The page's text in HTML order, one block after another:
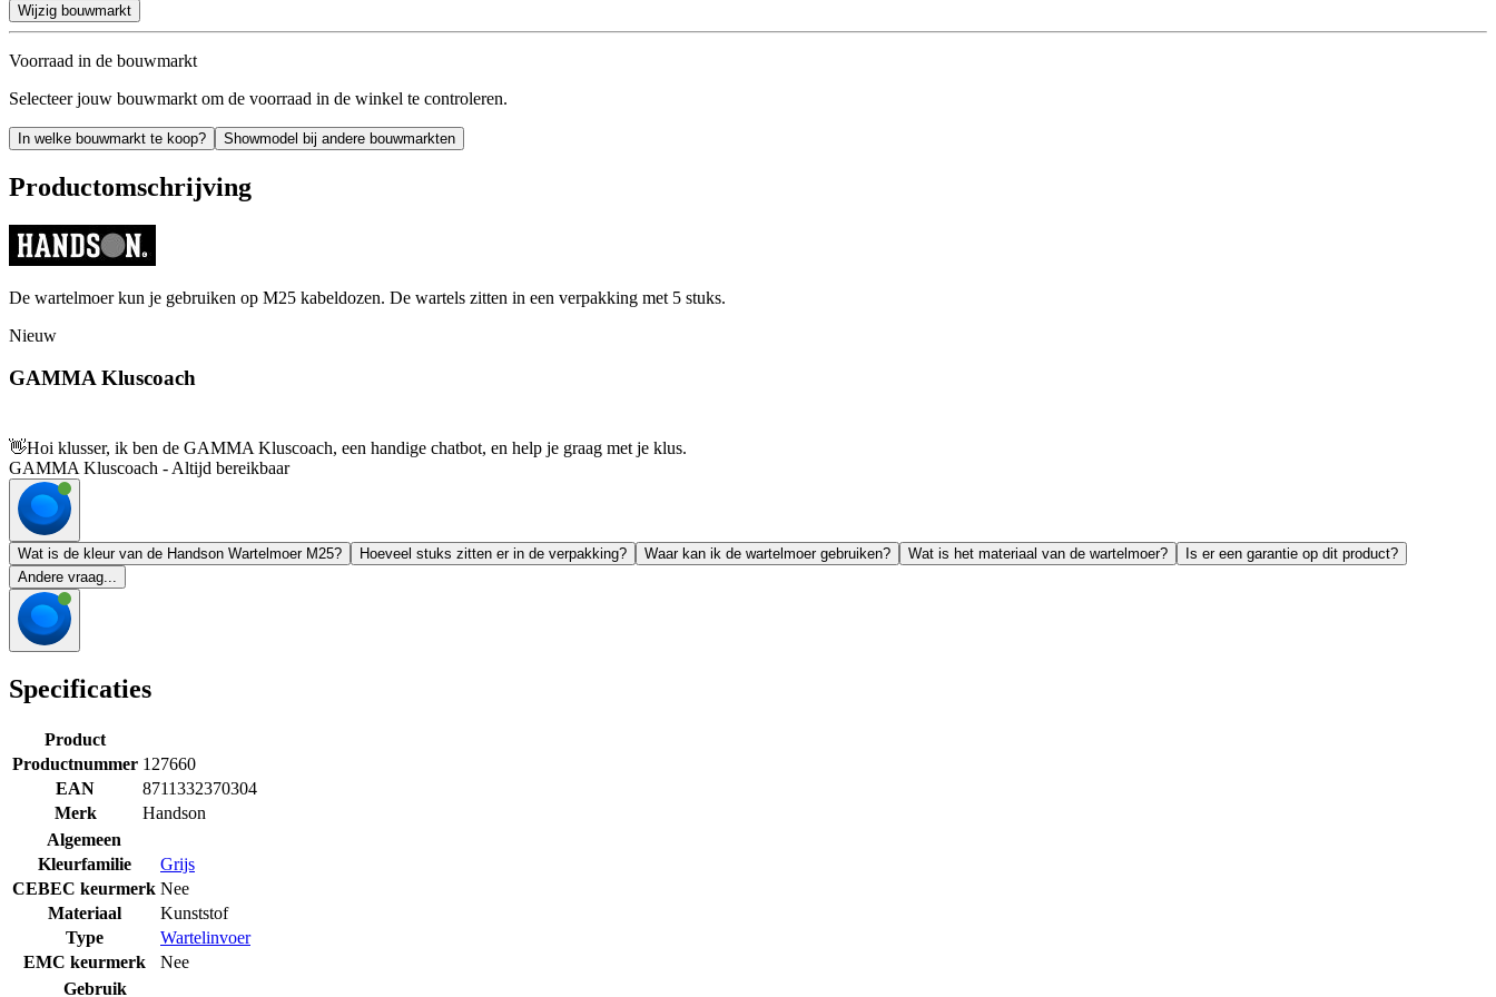
Wijzig bouwmarkt
Voorraad in de bouwmarkt
Selecteer jouw bouwmarkt om de voorraad in de winkel te controleren.
In welke bouwmarkt te koop? Showmodel bij andere bouwmarkten
Productomschrijving
De wartelmoer kun je gebruiken op M25 kabeldozen. De wartels zitten in een verpakking met 5 stuks.
Nieuw
GAMMA Kluscoach
👋Hoi klusser, ik ben de GAMMA Kluscoach, een handige chatbot, en help je graag met je klus.
GAMMA Kluscoach - Altijd bereikbaar
Wat is de kleur van de Handson Wartelmoer M25? Hoeveel stuks zitten er in de verpakking? Waar kan ik de wartelmoer gebruiken? Wat is het materiaal van de wartelmoer?
Is er een garantie op dit product?
Andere vraag...
Specificaties
Product
Productnummer 127660
EAN
8711332370304
Merk
Handson
Algemeen
Kleurfamilie
Grijs
CEBEC keurmerk Nee
Materiaal
Kunststof
Type
Wartelinvoer
EMC keurmerk
Nee
Gebruik